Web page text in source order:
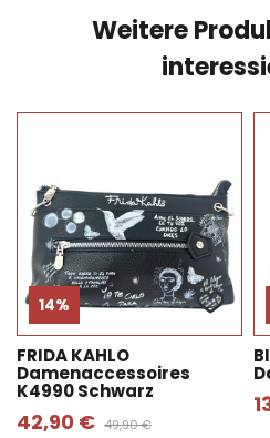
Weitere
14%
FRIDA KAHLO
Damenaccessoires
K4990 Schwarz
42,90 € 49,90 €